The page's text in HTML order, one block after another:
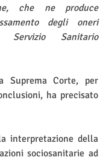
che ne produce
degli oneri
Servizio Sanitario
Suprema Corte, per
ha precisato
interpretazione della
sociosanitarie ad